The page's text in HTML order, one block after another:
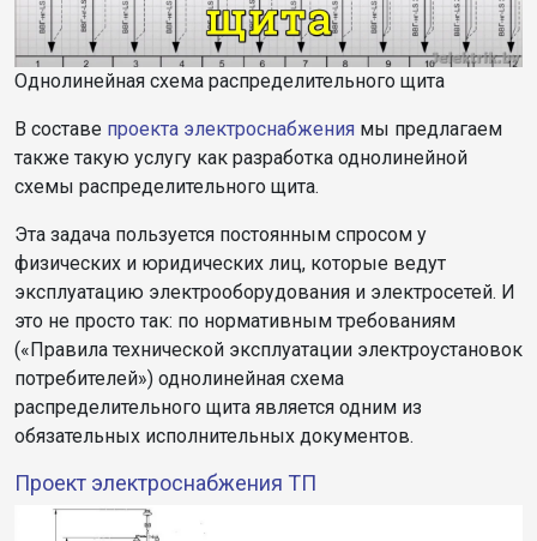
Однолинейная схема распределительного щита
В составе проекта электроснабжения мы предлагаем
также такую услугу как разработка однолинейной
схемы распределительного щита.
Эта задача пользуется постоянным спросом у
физических и юридических лиц, которые ведут
эксплуатацию электрооборудования и электросетей. И
это не просто так: по нормативным требованиям
(«Правила технической эксплуатации электроустановок
потребителей») однолинейная схема
распределительного щита является одним из
обязательных исполнительных документов.
Проект электроснабжения ТП